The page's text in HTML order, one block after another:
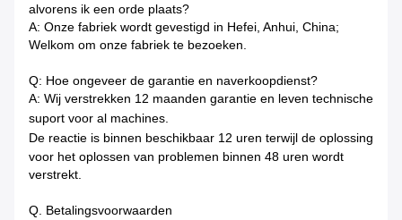
alvorens ik een orde plaats?
A: Onze fabriek wordt gevestigd in Hefei, Anhui, China;
Welkom om onze fabriek te bezoeken.
Q: Hoe ongeveer de garantie en naverkoopdienst?
A: Wij verstrekken 12 maanden garantie en leven technische
suport voor al machines.
De reactie is binnen beschikbaar 12 uren terwijl de oplossing
voor het oplossen van problemen binnen 48 uren wordt
verstrekt.
Q. Betalingsvoorwaarden